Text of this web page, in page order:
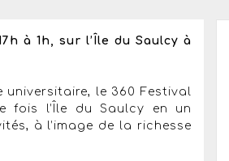
à 1h, sur l’Île du Saulcy à
le 360 Festival
fois l’Île du Saulcy en un
à l’image de la richesse